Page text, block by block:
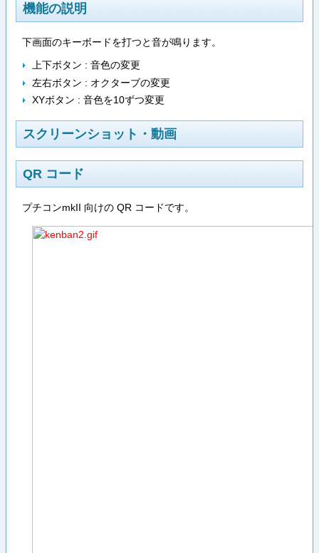
機能の説明
下画面のキーボードを打つと音が鳴ります。
上下ボタン : 音色の変更
左右ボタン : オクターブの変更
XYボタン : 音色を10ずつ変更
スクリーンショット・動画
QR コード
プチコンmkII 向けの QR コードです。